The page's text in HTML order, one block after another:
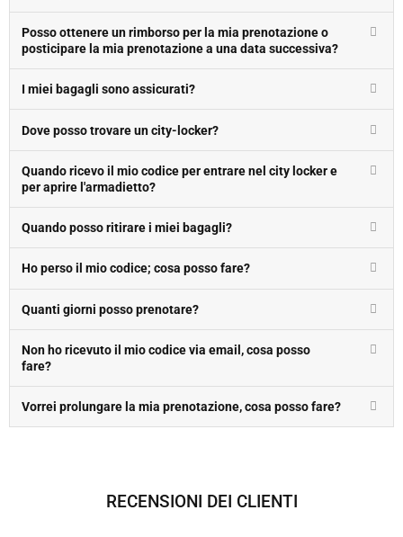
Posso ottenere un rimborso per la mia prenotazione o
posticipare la mia prenotazione a una data successiva?
I miei bagagli sono assicurati?
Dove posso trovare un city-locker?
Quando ricevo il mio codice per entrare nel city locker e
per aprire l'armadietto?
Quando posso ritirare i miei bagagli?
Ho perso il mio codice; cosa posso fare?
Quanti giorni posso prenotare?
Non ho ricevuto il mio codice via email, cosa posso
fare?
Vorrei prolungare la mia prenotazione, cosa posso fare?
RECENSIONI DEI CLIENTI